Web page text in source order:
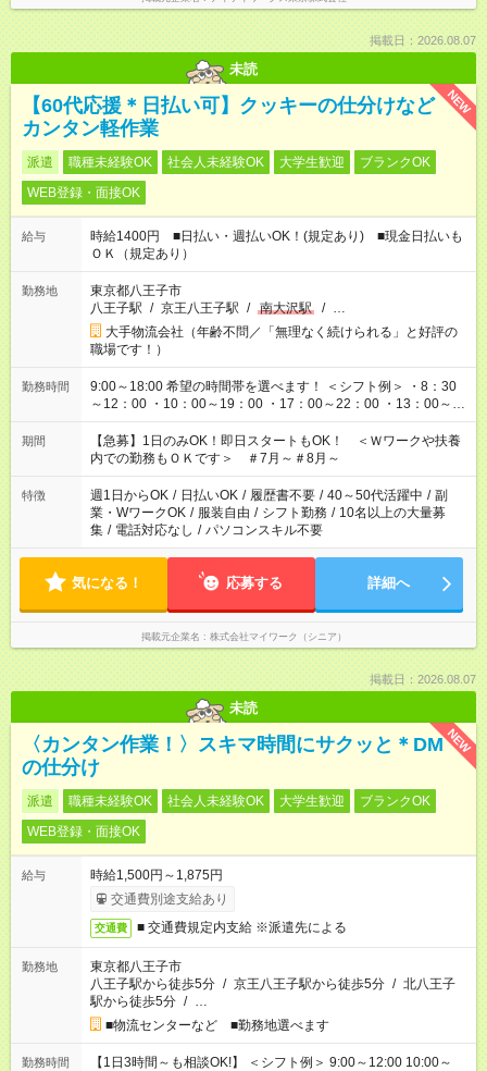
掲載日：2026.08.07
未読
NEW
【60代応援＊日払い可】クッキーの仕分けなど
カンタン軽作業
派遣 職種未経験OK 社会人未経験OK 大学生歓迎
ブランクOK
WEB登録・面接OK
給与
時給1400円 ■日払い・週払いOK！(規定あり) ■現金日払いも
ＯＫ（規定あり）
勤務地
東京都八王子市
八王子駅 / 京王八王子駅 / 南大沢駅 / …
大手物流会社（年齢不問／「無理なく続けられる」と好評の
職場です！）
勤務時間
9:00～18:00 希望の時間帯を選べます！ ＜シフト例＞ ・8：30
～12：00 ・10：00～19：00 ・17：00～22：00 ・13：00～
22：00 ・22：00～翌6：00 など
期間
【急募】1日のみOK！即日スタートもOK！ ＜Ｗワークや扶養
内での勤務もＯＫです＞ ＃7月～＃8月～
特徴 週1日からOK / 日払いOK / 履歴書不要 / 40～50代活躍中 / 副
業・WワークOK / 服装自由 / シフト勤務 / 10名以上の大量募
集 / 電話対応なし / パソコンスキル不要
気になる！ 応募する 詳細へ
掲載元企業名 株式会社マイワーク（シニア）
掲載日：2026.08.07
未読
NEW
〈カンタン作業！〉スキマ時間にサクッと＊DM
の仕分け
派遣 職種未経験OK 社会人未経験OK 大学生歓迎
ブランクOK
WEB登録・面接OK
給与
時給1,500円～1,875円
交通費別途支給あり
交通費 ■ 交通費規定内支給 ※派遣先による
勤務地
東京都八王子市
八王子駅から徒歩5分 / 京王八王子駅から徒歩5分 / 北八王子
駅から徒歩5分 / …
■物流センターなど ■勤務地選べます
勤務時間
【1日3時間～も相談OK!】 ＜シフト例＞ 9:00～12:00 10:00～